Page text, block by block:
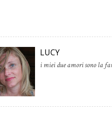
LUCY
i miei due amori sono la